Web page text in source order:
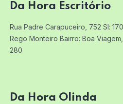
Da Hora Escritório
Rua Padre Carapuceiro, 752 Sl:
Rego Monteiro Bairro: Boa
280
Da Hora Olinda